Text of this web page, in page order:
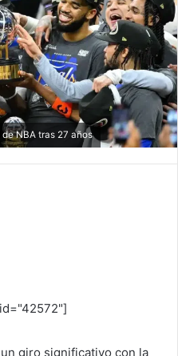
NBA tras 27 años
giro significativo con la